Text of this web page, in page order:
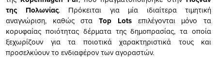
της Πολωνίας. Πρόκειται για μία ιδιαίτερα τιμητική
αναγνώριση, καθώς σταTop Lotsεπιλέγονται μόνο τα
κορυφαίας ποιότητας δέρματα της δημοπρασίας, τα οποία
ξεχωρίζουν για τα ποιοτικά χαρακτηριστικά τους και
προσελκύουν το ενδιαφέρον των αγοραστών.